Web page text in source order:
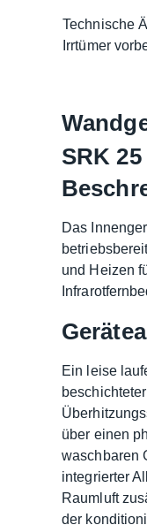
Technische
Irrtümer
SRK
Das
und Heizen
Ein leise
über einen
waschbaren
integrierter
Raumluft
der